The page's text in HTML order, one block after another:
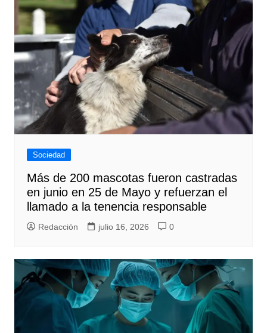
Sociedad
Más de 200 mascotas fueron castradas
en junio en 25 de Mayo y refuerzan el
llamado a la tenencia responsable
Redacción julio 16, 2026 0